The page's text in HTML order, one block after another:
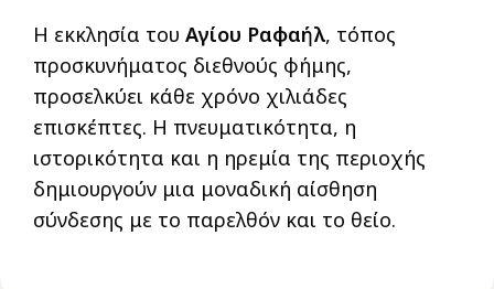
Η εκκλησία του Αγίου Ραφαήλ, τόπος
προσκυνήματος διεθνούς φήμης,
προσελκύει κάθε χρόνο χιλιάδες
επισκέπτες. Η πνευματικότητα, η
ιστορικότητα και η ηρεμία της περιοχής
δημιουργούν μια μοναδική αίσθηση
σύνδεσης με το παρελθόν και το θείο.